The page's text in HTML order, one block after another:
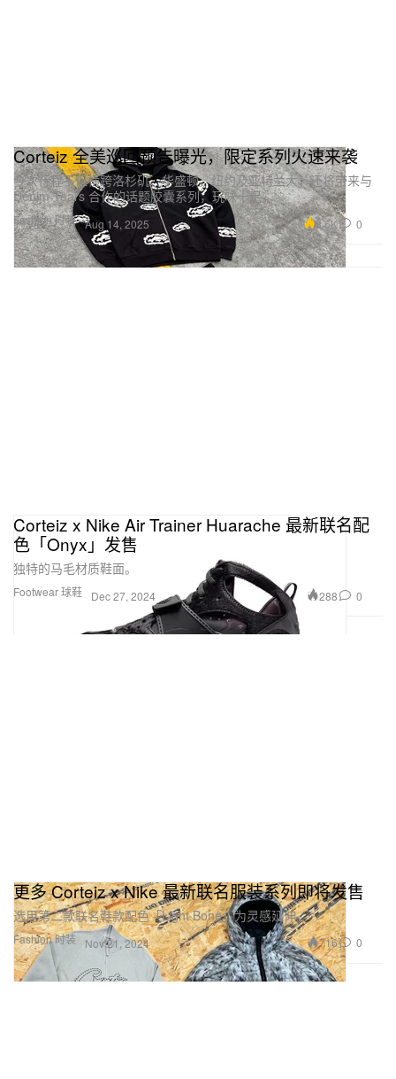
Fashion 时装
Corteiz 全美巡回预告曝光，限定系列火速来袭
今次行程不但横跨洛杉矶、华盛顿、纽约及亚特兰大，还将带来与
Denim Tears 合作的话题胶囊系列，玩味十足。
Aug 14, 2025 3.6K 0
Footwear 球鞋
Corteiz x Nike Air Trainer Huarache 最新联名配
色「Onyx」发售
独特的马毛材质鞋面。
Dec 27, 2024 288 0
Fashion 时装
更多 Corteiz x Nike 最新联名服装系列即将发售
选用第二款联名鞋款配色「Light Bone」为灵感延伸。
Nov 21, 2024 716 0